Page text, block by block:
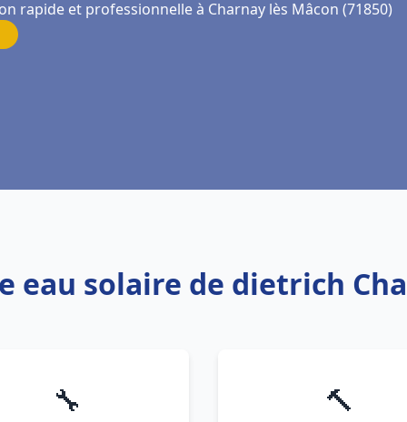
rapide et professionnelle à Charnay lès Mâcon (71850)
eau solaire de dietrich
🔧 🔨